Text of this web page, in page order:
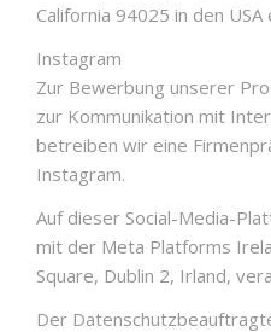
California 94025 in den
Instagram
Zur Bewerbung unserer
zur Kommunikation mit
betreiben wir eine
Instagram.
Auf dieser Social-Media-
mit der Meta Platforms
Square, Dublin 2, Irland,
Der